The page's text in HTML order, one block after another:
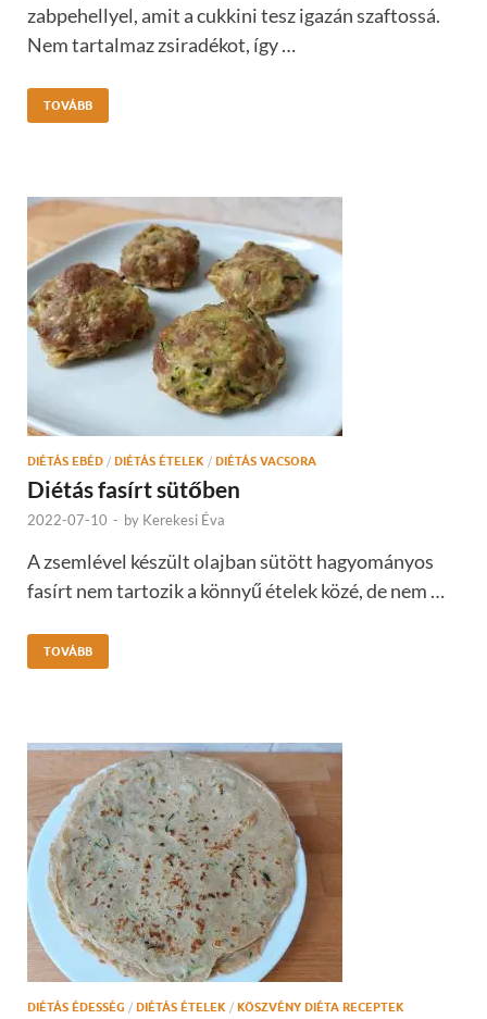
zabpehellyel, amit a cukkini tesz igazán szaftossá.
Nem tartalmaz zsiradékot, így …
TOVÁBB
DIÉTÁS EBÉD / DIÉTÁS ÉTELEK / DIÉTÁS VACSORA
Diétás fasírt sütőben
2022-07-10 - by Kerekesi Éva
A zsemlével készült olajban sütött hagyományos
fasírt nem tartozik a könnyű ételek közé, de nem …
TOVÁBB
DIÉTÁS ÉDESSÉG / DIÉTÁS ÉTELEK / KÖSZVÉNY DIÉTA RECEPTEK